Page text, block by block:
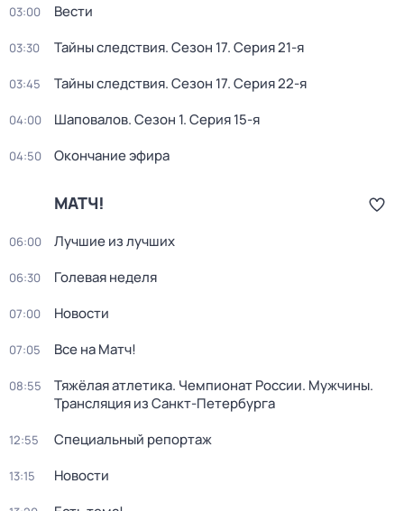
03:00 Вести
03:30 Тайны следствия. Сезон 17. Серия 21-я
03:45 Тайны следствия. Сезон 17. Серия 22-я
04:00 Шаповалов. Сезон 1. Серия 15-я
04:50 Окончание эфира
МАТЧ!
06:00 Лучшие из лучших
06:30 Голевая неделя
07:00 Новости
07:05 Все на Матч!
08:55
Тяжёлая атлетика. Чемпионат России. Мужчины.
Трансляция из Санкт-Петербурга
12:55 Специальный репортаж
13:15 Новости